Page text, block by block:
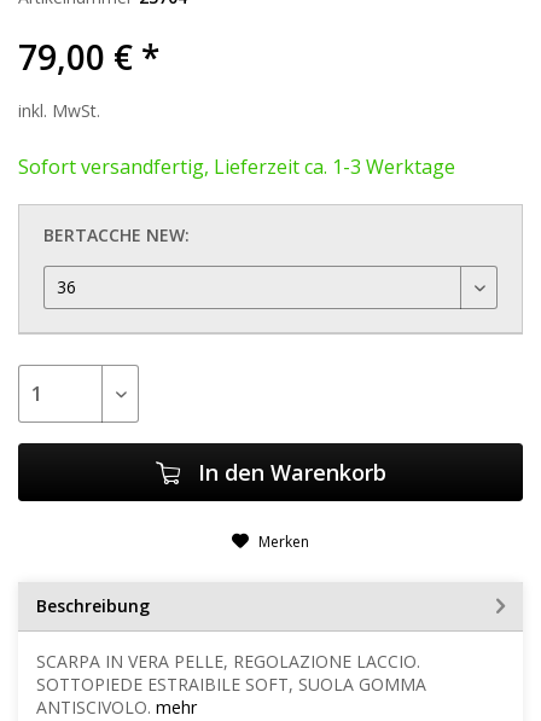
79,00 € *
inkl. MwSt.
Sofort versandfertig, Lieferzeit ca. 1-3 Werktage
BERTACCHE NEW:
In den Warenkorb
Merken
Beschreibung
SCARPA IN VERA PELLE, REGOLAZIONE LACCIO.
SOTTOPIEDE ESTRAIBILE SOFT, SUOLA GOMMA
ANTISCIVOLO. mehr